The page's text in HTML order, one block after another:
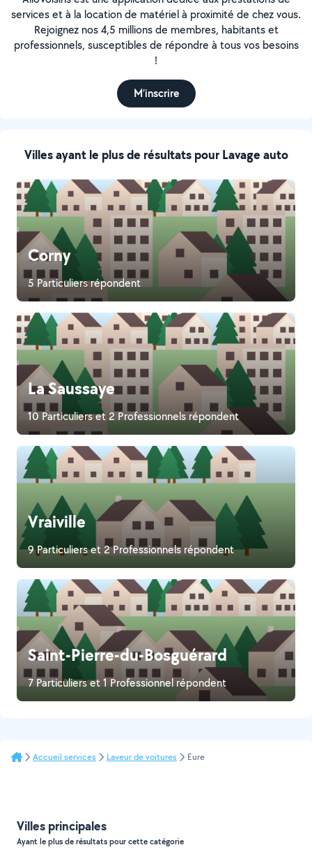
Villes ayant le plus de résultats pour Lavage auto
Corny
5 Particuliers répondent
La Saussaye
10 Particuliers et 2 Professionnels répondent
Vraiville
9 Particuliers et 2 Professionnels répondent
Saint-Pierre-du-Bosguérard
7 Particuliers et 1 Professionnel répondent
services et à la location de matériel à proximité de chez vous.
Rejoignez nos 4,5 millions de membres, habitants et
professionnels, susceptibles de répondre à tous vos besoins
!
M’inscrire
Accueil services Laveur de voitures Eure
Villes principales
Ayant le plus de résultats pour cette catégorie